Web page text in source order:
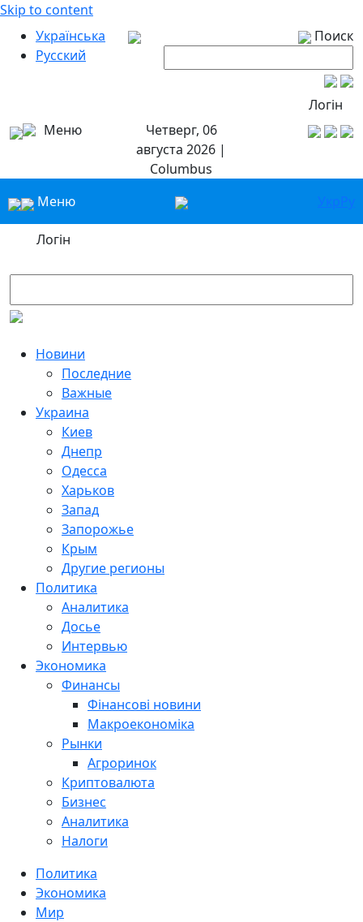
Skip to content
Українська
Русский
Поиск
Логін
Меню
Четверг, 06
августа 2026 |
Columbus
Меню
УкрРу
Логін
Новини
Последние
Важные
Украина
Киев
Днепр
Одесса
Харьков
Запад
Запорожье
Крым
Другие регионы
Политика
Аналитика
Досье
Интервью
Экономика
Финансы
Фінансові новини
Макроекономіка
Рынки
Агроринок
Криптовалюта
Бизнес
Аналитика
Налоги
Политика
Экономика
Мир